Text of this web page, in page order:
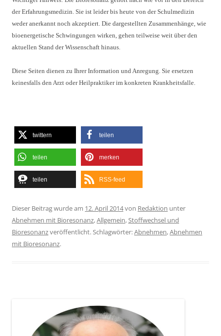
der Erfahrungsmedizin. Sie ist leider bis heute von der Schulmedizin
weder anerkannt noch akzeptiert. Die dargestellten Zusammenhänge, wie
bioenergetische Schwingungen wirken, gehen teilweise weit über den
aktuellen Stand der Wissenschaft hinaus.
Diese Seiten dienen zu Ihrer Information und Anregung. Sie ersetzen
keinesfalls den Arzt oder Heilpraktiker im konkreten Krankheitsfalle.
twittern teilen
teilen merken
teilen RSS-feed
Dieser Beitrag wurde am 12. April 2014von Redaktion unter
Abnehmen mit Bioresonanz,Allgemein, Stoffwechsel und
Bioresonanzveröffentlicht. Schlagwörter:Abnehmen,Abnehmen
mit Bioresonanz.